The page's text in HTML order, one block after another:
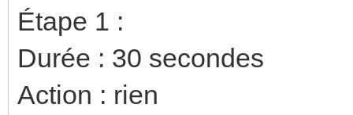
Étape 1 :
Durée : 30 secondes
Action : rien